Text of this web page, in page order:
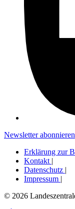
Newsletter abonnieren
Erklärung zur
Kontakt |
Datenschutz |
Impressum |
© 2026